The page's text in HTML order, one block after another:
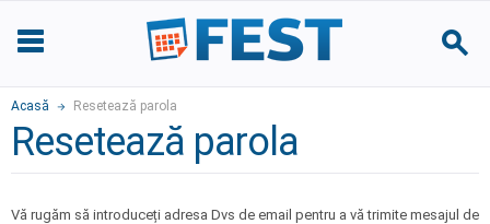
Acasă Resetează parola
Resetează parola
Vă rugăm să introduceți adresa Dvs de email pentru a vă trimite mesajul de